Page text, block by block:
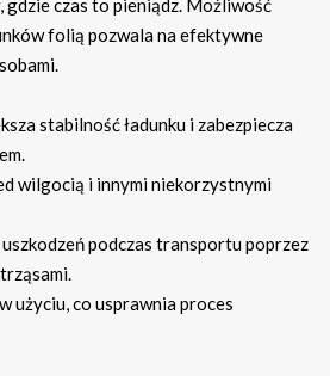
czas to pieniądz. Możliwość
folią pozwala na efektywne
stabilność ładunku i zabezpiecza
wilgocią i innymi niekorzystnymi
podczas transportu poprzez
użyciu, co usprawnia proces